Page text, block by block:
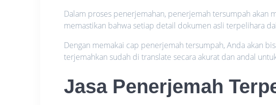
Dalam proses penerjemahan, penerjemah tersumpah akan
memastikan bahwa setiap detail dokumen asli terpelihara
Dengan memakai cap penerjemah tersumpah, Anda akan
terjemahkan sudah di translate secara akurat dan andal
Jasa Penerjemah